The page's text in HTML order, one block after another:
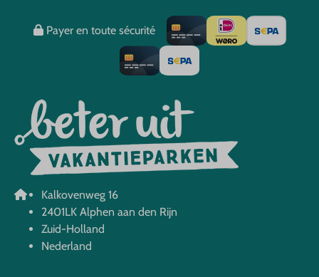
Payer en toute sécurité
Kalkovenweg 16
2401LK Alphen aan den Rijn
Zuid-Holland
Nederland